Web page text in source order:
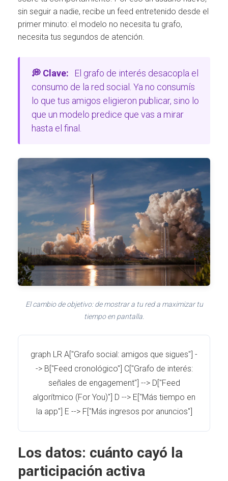
sin seguir a nadie, recibe un feed entretenido desde el
primer minuto: el modelo no necesita tu grafo,
necesita tus segundos de atención.
💭 Clave:
El grafo de interés desacopla el
consumo de la red social. Ya no consumís
lo que tus amigos eligieron publicar, sino lo
que un modelo predice que vas a mirar
hasta el final.
El cambio de objetivo: de mostrar a tu red a maximizar tu
tiempo en pantalla.
graph LR A["Grafo social: amigos que sigues"] -
-> B["Feed cronológico"] C["Grafo de interés:
señales de engagement"] --> D["Feed
algorítmico (For You)"] D --> E["Más tiempo en
la app"] E --> F["Más ingresos por anuncios"]
Los datos: cuánto cayó la
participación activa